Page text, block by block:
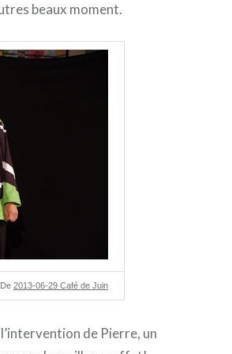
beaux moment.
De2013-06-29 Café de Juin
de Pierre, un